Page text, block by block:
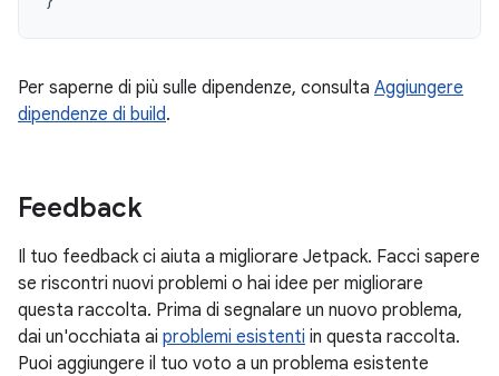
Per saperne di più sulle dipendenze, consulta Aggiungere
dipendenze di build.
Feedback
Il tuo feedback ci aiuta a migliorare Jetpack. Facci sapere
se riscontri nuovi problemi o hai idee per migliorare
questa raccolta. Prima di segnalare un nuovo problema,
dai un'occhiata ai problemi esistenti in questa raccolta.
Puoi aggiungere il tuo voto a un problema esistente